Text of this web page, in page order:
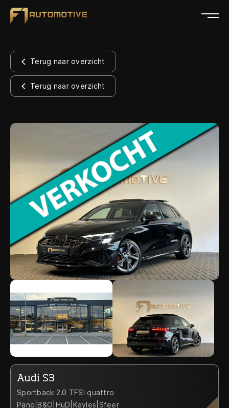
Home
Collectie
Over ons
Verkocht
Contact
Terug naar overzicht
Terug naar overzicht
Audi S3
Sportback 2.0 TFSI quattro
Pano|B&O|HuD|Keyles|Sfeer